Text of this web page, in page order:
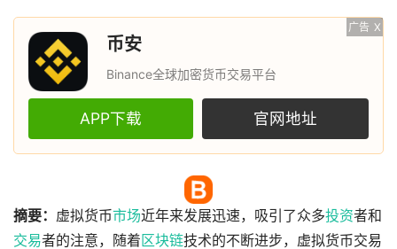
广告 X
币安
Binance全球加密货币交易平台
APP下载 官网地址
摘要： 虚拟货币市场近年来发展迅速，吸引了众多投资者和
交易者的注意，随着区块链技术的不断进步，虚拟货币交易